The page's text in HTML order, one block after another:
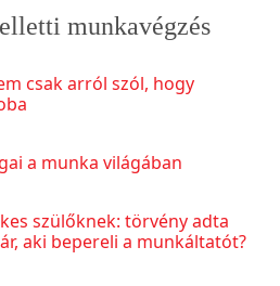
munkavégzés
csak arról szól, hogy
a munka világában
szülőknek: törvény adta
aki bepereli a munkáltatót?